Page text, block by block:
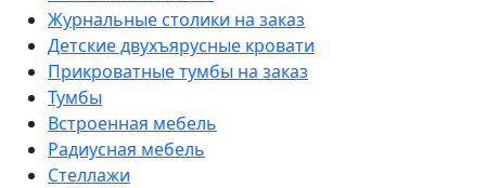
Журнальные столики на заказ
Детские двухъярусные кровати
Прикроватные тумбы на заказ
Тумбы
Встроенная мебель
Радиусная мебель
Стеллажи